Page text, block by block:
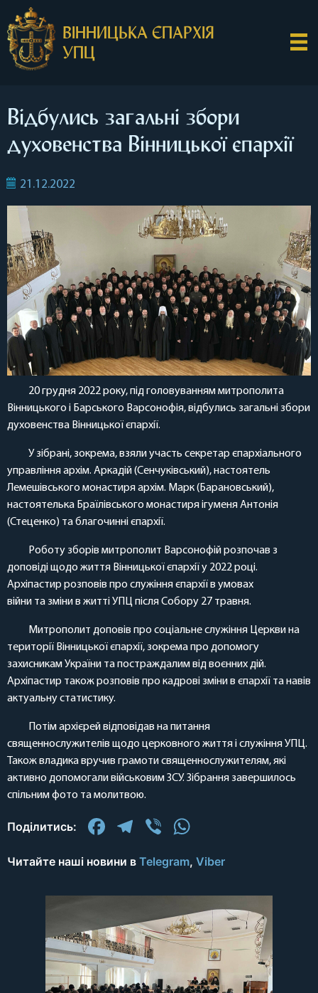
ВІННИЦЬКА ЄПАРХІЯ
УПЦ
Відбулись загальні збори
духовенства Вінницької єпархії
21.12.2022
20 грудня 2022 року, під головуванням митрополита
Вінницького і Барського Варсонофія, відбулись загальні збори
духовенства Вінницької єпархії.
У зібрані, зокрема, взяли участь секретар єпархіального
управління архім. Аркадій (Сенчуківський), настоятель
Лемешівського монастиря архім. Марк (Барановський),
настоятелька Браїлівського монастиря ігуменя Антонія
(Стеценко) та благочинні єпархії.
Роботу зборів митрополит Варсонофій розпочав з
доповіді щодо життя Вінницької єпархії у 2022 році.
Архіпастир розповів про служіння єпархії в умовах
війни та зміни в житті УПЦ після Собору 27 травня.
Митрополит доповів про соціальне служіння Церкви на
території Вінницької єпархії, зокрема про допомогу
захисникам України та постраждалим від воєнних дій.
Архіпастир також розповів про кадрові зміни в єпархії та навів
актуальну статистику.
Потім архієрей відповідав на питання
священнослужителів щодо церковного життя і служіння УПЦ.
Також владика вручив грамоти священнослужителям, які
активно допомогали військовим ЗСУ. Зібрання завершилось
спільним фото та молитвою.
Поділитись: Facebook
Telegram
Viber
Читайте наші новини в Telegram, Viber